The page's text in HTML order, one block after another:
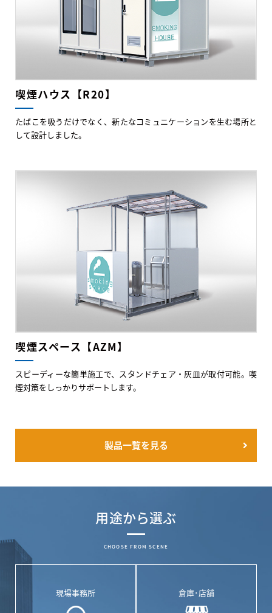
喫煙ハウス【R20】
たばこを吸うだけでなく、新たなコミュニケーションを生む場所と
して設計しました。
喫煙スペース【AZM】
スピーディーな簡単施工で、スタンドチェア・灰皿が取付可能。喫
煙対策をしっかりサポートします。
製品一覧を見る
用途から選ぶ
CHOOSE FROM SCENE
現場事務所 倉庫･店舗